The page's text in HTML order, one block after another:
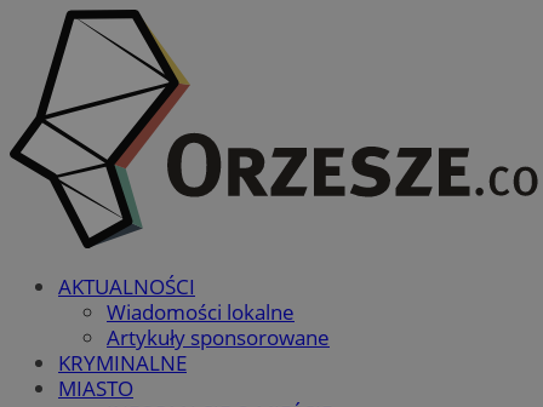
AKTUALNOŚCI
Wiadomości lokalne
Artykuły sponsorowane
KRYMINALNE
MIASTO